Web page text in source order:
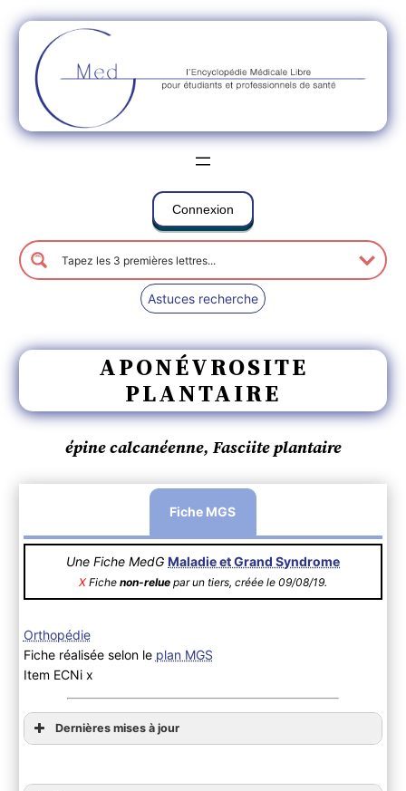
Connexion
Astuces recherche
APONÉVROSITE
PLANTAIRE
épine calcanéenne, Fasciite plantaire
Fiche MGS
Une Fiche MedG Maladie et Grand Syndrome
X Fiche non-relue par un tiers, créée le 09/08/19.
Orthopédie
Fiche réalisée selon le plan MGS
Item ECNi x
Dernières mises à jour